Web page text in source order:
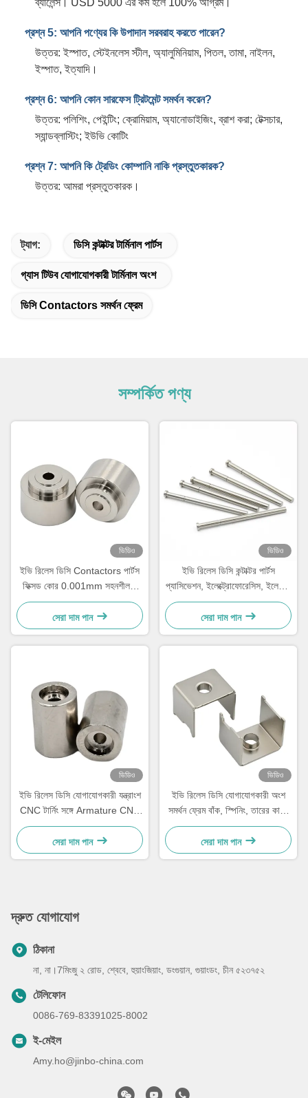
প্রশ্ন 5: আপনি পণ্যের কি উপাদান সরবরাহ করতে পারেন?
উত্তর: ইস্পাত, স্টেইনলেস স্টীল, অ্যালুমিনিয়াম, পিতল, তামা, নাইলন,
ইস্পাত, ইত্যাদি।
প্রশ্ন 6: আপনি কোন সারফেস ট্রিটমেন্ট সমর্থন করেন?
উত্তর: পলিশিং, পেইন্টিং; ক্রোমিয়াম, অ্যানোডাইজিং, ব্রাশ করা; টেক্সচার,
স্যান্ডব্লাস্টিং; ইউভি কোটিং
প্রশ্ন 7: আপনি কি ট্রেডিং কোম্পানি নাকি প্রস্তুতকারক?
উত্তর: আমরা প্রস্তুতকারক।
ট্যাগ: ডিসি কন্টাক্টর টার্মিনাল পার্টস
গ্যাস টিউব যোগাযোগকারী টার্মিনাল অংশ
ডিসি Contactors সমর্থন ফ্রেম
সম্পর্কিত পণ্য
ভিডিও
ইভি রিলেস ডিসি Contactors পার্টস
ফিক্সড কোর 0.001mm সহনশীলতা
সিএনসি টার্ন সঙ্গে
সেরা দাম পান
ভিডিও
ইভি রিলেস ডিসি কন্টাক্টর পার্টস
প্যাসিভেশন, ইলেক্ট্রোফোরেসিস, ইলেক্ট্রো
পোলিশিং সহ ধাক্কা রড
সেরা দাম পান
ভিডিও
ইভি রিলেস ডিসি যোগাযোগকারী যন্ত্রাংশ
CNC টার্নিং সঙ্গে Armature CNC
ফ্রিজিং লেজার কাটিং
সেরা দাম পান
ভিডিও
ইভি রিলেস ডিসি যোগাযোগকারী অংশ
সমর্থন ফ্রেম বাঁক, স্পিনিং, তারের কাটিং
সঙ্গে
সেরা দাম পান
দ্রুত যোগাযোগ
ঠিকানা
না, না।7মিংজু ২ রোড, শ্বেবে, হুয়াংজিয়াং, ডংগুয়ান, গুয়াংডং, চীন ৫২৩৭৫২
টেলিফোন
0086-769-83391025-8002
ই-মেইল
Amy.ho@jinbo-china.com